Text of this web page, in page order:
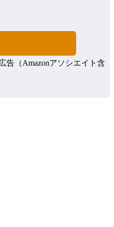
告（Amazonアソシエイト含